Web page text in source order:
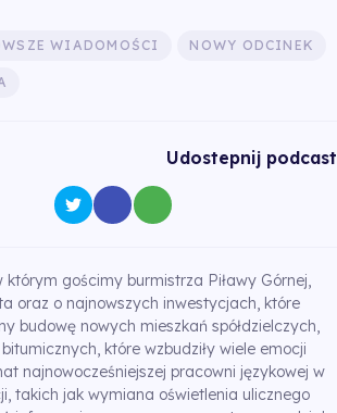
WIADOMOŚCI NOWY ODCINEK
Udostepnij podcast
gościmy burmistrza Piławy Górnej,
oraz o najnowszych inwestycjach, które
budowę nowych mieszkań spółdzielczych,
które wzbudziły wiele emocji
najnowocześniejszej pracowni językowej w
takich jak wymiana oświetlenia ulicznego